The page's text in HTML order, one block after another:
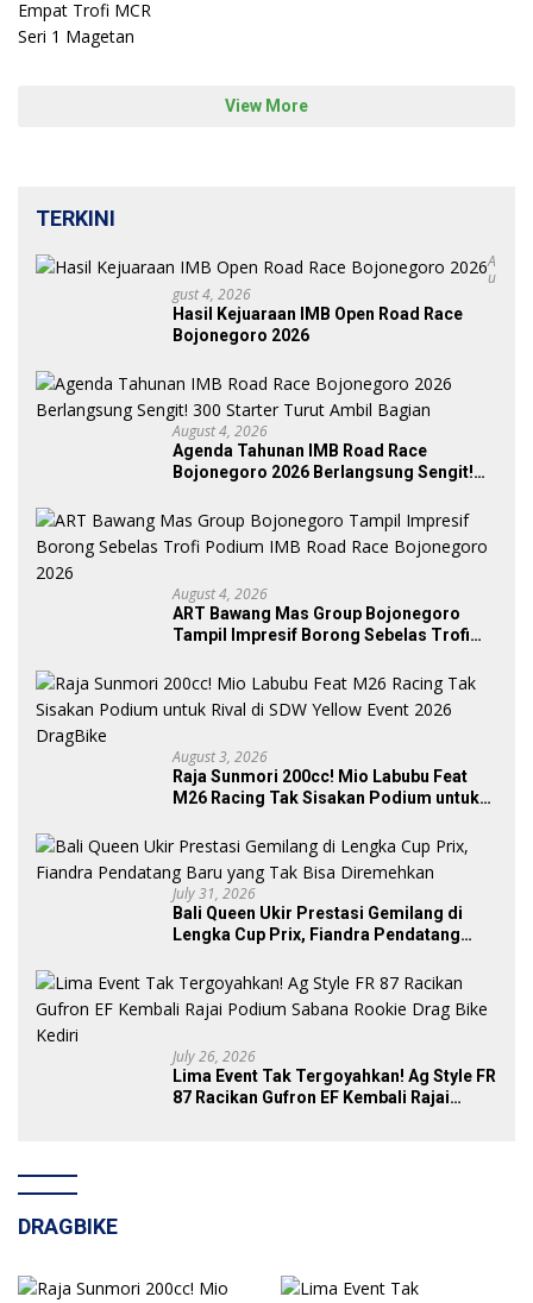
View More
TERKINI
A
U
Gust 4, 2026
Hasil Kejuaraan IMB Open Road Race
Bojonegoro 2026
August 4, 2026
Agenda Tahunan IMB Road Race
Bojonegoro 2026 Berlangsung Sengit!
August 4, 2026
ART Bawang Mas Group Bojonegoro
Tampil Impresif Borong Sebelas Trofi
2026
August 3, 2026
Raja Sunmori 200cc! Mio Labubu Feat
M26 Racing Tak Sisakan Podium untuk
July 31, 2026
Bali Queen Ukir Prestasi Gemilang di
Lengka Cup Prix, Fiandra Pendatang
July 26, 2026
Lima Event Tak Tergoyahkan! Ag Style FR
87 Racikan Gufron EF Kembali Rajai
DRAGBIKE